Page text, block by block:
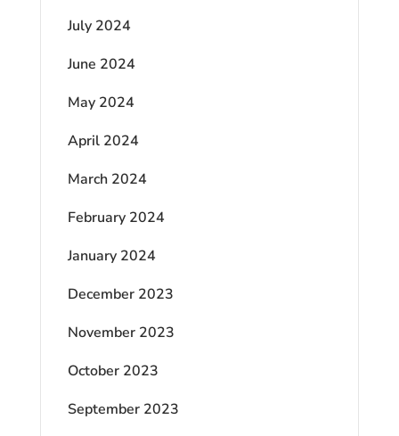
July 2024
June 2024
May 2024
April 2024
March 2024
February 2024
January 2024
December 2023
November 2023
October 2023
September 2023